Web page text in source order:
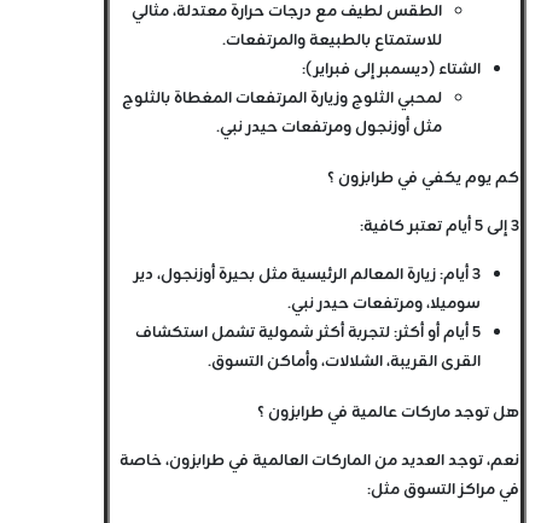
الطقس لطيف مع درجات حرارة معتدلة، مثالي
للاستمتاع بالطبيعة والمرتفعات.
الشتاء (ديسمبر إلى فبراير):
لمحبي الثلوج وزيارة المرتفعات المغطاة بالثلوج
مثل أوزنجول ومرتفعات حيدر نبي.
كم يوم يكفي في طرابزون ؟
3 إلى 5 أيام
تعتبر كافية:
3 أيام
: زيارة المعالم الرئيسية مثل بحيرة أوزنجول، دير
سوميلا، ومرتفعات حيدر نبي.
5 أيام أو أكثر
: لتجربة أكثر شمولية تشمل استكشاف
القرى القريبة، الشلالات، وأماكن التسوق.
هل توجد ماركات عالمية في طرابزون ؟
نعم، توجد العديد من الماركات العالمية في طرابزون، خاصة
في مراكز التسوق مثل: